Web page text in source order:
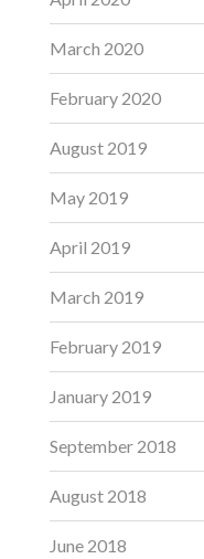
March 2020
February 2020
August 2019
May 2019
April 2019
March 2019
February 2019
January 2019
September 2018
August 2018
June 2018